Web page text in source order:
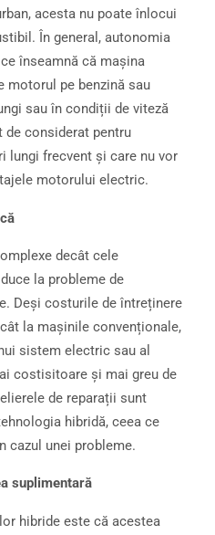
acesta nu poate înlocui
În general, autonomia
înseamnă că mașina
motorul pe benzină sau
sau în condiții de viteză
de considerat pentru
lungi frecvent și care nu vor
motorului electric.
decât cele
la probleme de
Deși costurile de întreținere
la mașinile convenționale,
sistem electric sau al
costisitoare și mai greu de
de reparații sunt
hibridă, ceea ce
cazul unei probleme.
suplimentară
hibride este că acestea